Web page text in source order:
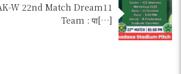
W 22nd Match Dream11
Team : पा[…]